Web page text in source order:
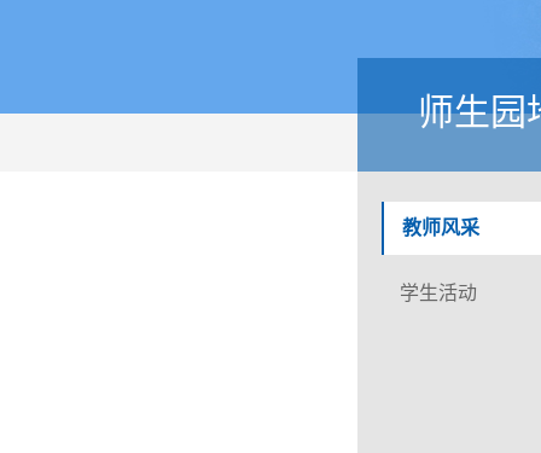
师生园
教师风采
学生活动